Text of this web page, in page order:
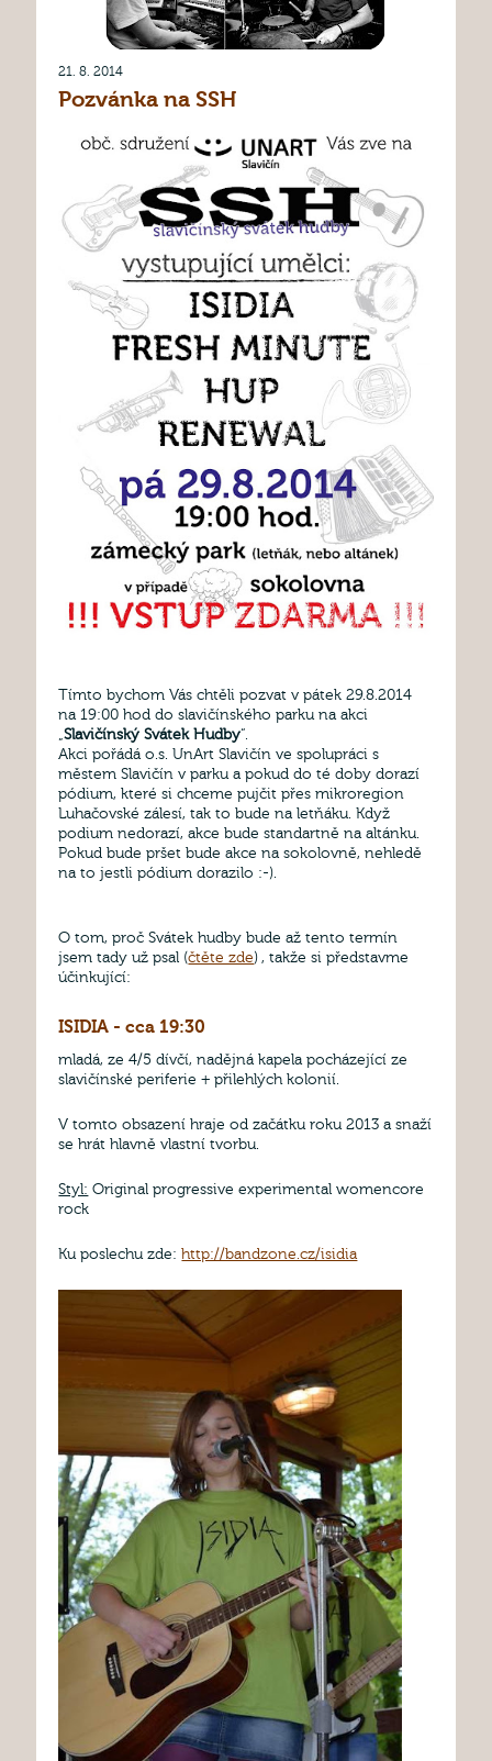
21. 8. 2014
Pozvánka na SSH
Tímto bychom Vás chtěli pozvat v pátek 29.8.2014
na 19:00 hod do slavičínského parku na akci
„Slavičínský Svátek Hudby“.
Akci pořádá o.s. UnArt Slavičín ve spolupráci s
městem Slavičín v parku a pokud do té doby dorazí
pódium, které si chceme pujčit přes mikroregion
Luhačovské zálesí, tak to bude na letňáku. Když
podium nedorazí, akce bude standartně na altánku.
Pokud bude pršet bude akce na sokolovně, nehledě
na to jestli pódium dorazilo :-).
O tom, proč Svátek hudby bude až tento termín
jsem tady už psal (čtěte zde) , takže si představme
účinkující:
ISIDIA - cca 19:30
mladá, ze 4/5 dívčí, nadějná kapela pocházející ze
slavičínské periferie + přilehlých kolonií.
V tomto obsazení hraje od začátku roku 2013 a snaží
se hrát hlavně vlastní tvorbu.
Styl: Original progressive experimental womencore
rock
Ku poslechu zde:http://bandzone.cz/isidia